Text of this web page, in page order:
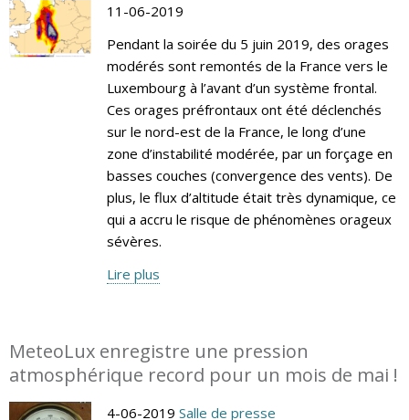
11-06-2019
Pendant la soirée du 5 juin 2019, des orages
modérés sont remontés de la France vers le
Luxembourg à l’avant d’un système frontal.
Ces orages préfrontaux ont été déclenchés
sur le nord-est de la France, le long d’une
zone d’instabilité modérée, par un forçage en
basses couches (convergence des vents). De
plus, le flux d’altitude était très dynamique, ce
qui a accru le risque de phénomènes orageux
sévères.
Lire plus
MeteoLux enregistre une pression
atmosphérique record pour un mois de mai !
4-06-2019 Salle de presse